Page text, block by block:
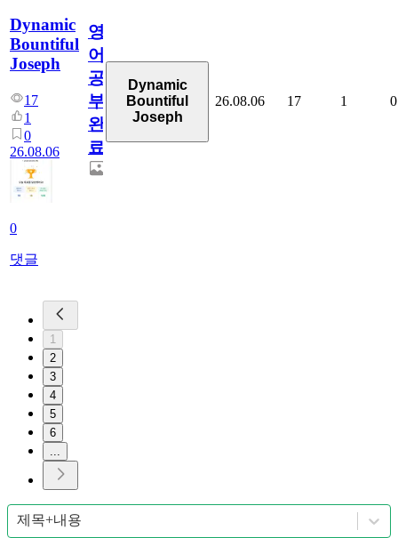
Dynamic
Bountiful
Joseph
17
1
0
26.08.06
0
댓글
영
어
공
부
완
료
Dynamic
Bountiful
Joseph
26.08.06 17 1 0
1
2
3
4
5
6
제목+내용